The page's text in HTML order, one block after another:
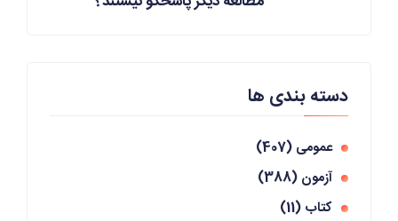
دسته بندی ها
عمومی(407)
آزمون(388)
کتاب(11)